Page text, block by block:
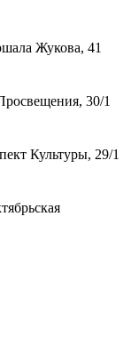
Жукова, 41
30/1
Культуры, 29/1